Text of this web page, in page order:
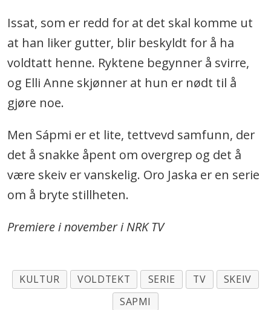
Issat, som er redd for at det skal komme ut
at han liker gutter, blir beskyldt for å ha
voldtatt henne. Ryktene begynner å svirre,
og Elli Anne skjønner at hun er nødt til å
gjøre noe.
Men Sápmi er et lite, tettvevd samfunn, der
det å snakke åpent om overgrep og det å
være skeiv er vanskelig. Oro Jaska er en serie
om å bryte stillheten.
Premiere i november i NRK TV
KULTUR VOLDTEKT SERIE TV
SKEIV
SAPMI